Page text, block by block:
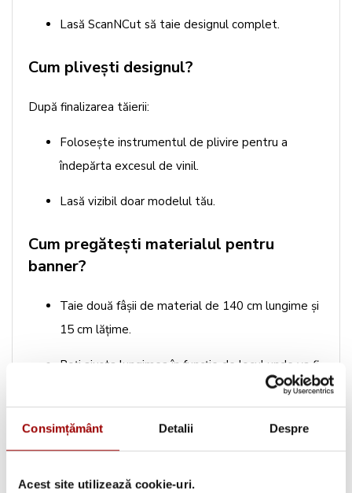
Consimțământ Detalii Despre
Acest site utilizează cookie-uri.
Lasă ScanNCut să taie designul complet.
Cum plivești designul?
După finalizarea tăierii:
Folosește instrumentul de plivire pentru a
îndepărta excesul de vinil.
Lasă vizibil doar modelul tău.
Cum pregătești materialul pentru
banner?
Taie două fâșii de material de 140 cm lungime și
15 cm lățime.
Poți ajusta lungimea în funcție de locul unde va fi
Cum finisezi marginile cu mașina de
surfilat?